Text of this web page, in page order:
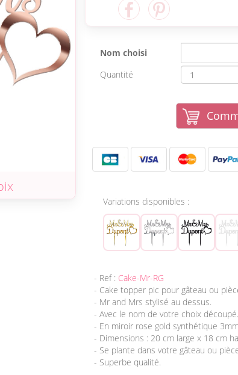
Nom choisi
Quantité
Variations disponibles :
- Ref : Cake-Mr-RG
- Cake topper pic pour gâteau ou
- Mr and Mrs stylisé au dessus.
- Avec le nom de votre choix découpé.
- En miroir rose gold synthétique
- Dimensions : 20 cm large x 18 cm
- Se plante dans votre gâteau ou
- Superbe qualité.